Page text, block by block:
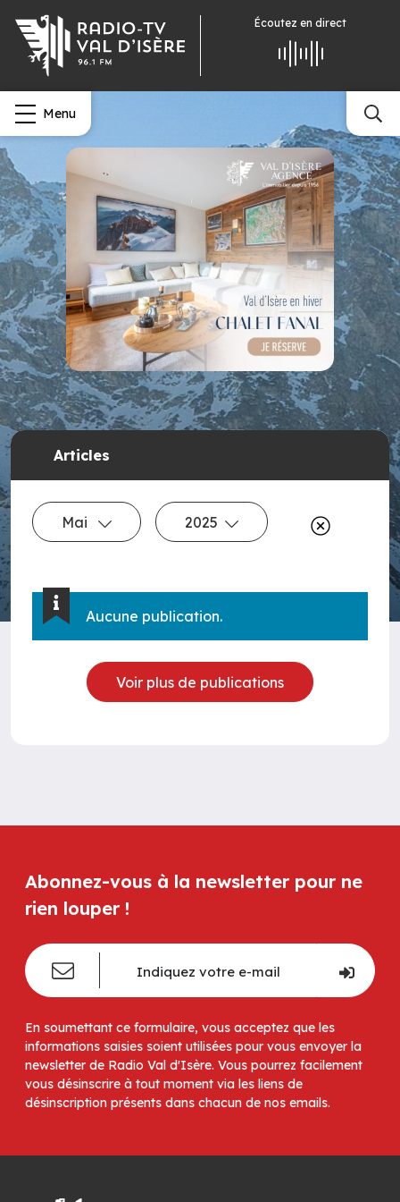
Écoutez en direct
Menu
Articles
Mai 2025
Aucune publication.
Voir plus de publications
Abonnez-vous à la newsletter pour ne
rien louper !
En soumettant ce formulaire, vous acceptez que les
informations saisies soient utilisées pour vous envoyer la
newsletter de Radio Val d'Isère. Vous pourrez facilement
vous désinscrire à tout moment via les liens de
désinscription présents dans chacun de nos emails.